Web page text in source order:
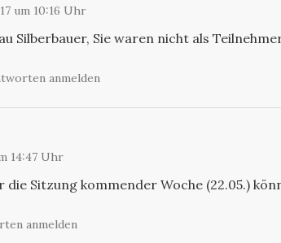
um 10:16 Uhr
Silberbauer, Sie waren nicht als
anmelden
14:47 Uhr
die Sitzung kommender Woche (22.05.)
anmelden